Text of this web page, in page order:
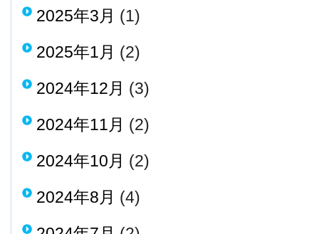
2025年3月 (1)
2025年1月 (2)
2024年12月 (3)
2024年11月 (2)
2024年10月 (2)
2024年8月 (4)